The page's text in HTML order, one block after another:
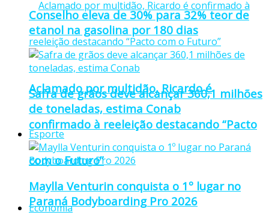
Aclamado por multidão, Ricardo é
confirmado à reeleição destacando “Pacto
com o Futuro”
Economia
Conselho eleva de 30% para 32% teor de
etanol na gasolina por 180 dias
Safra de grãos deve alcançar 360,1 milhões
de toneladas, estima Conab
Esporte
Maylla Venturin conquista o 1º lugar no
Paraná Bodyboarding Pro 2026